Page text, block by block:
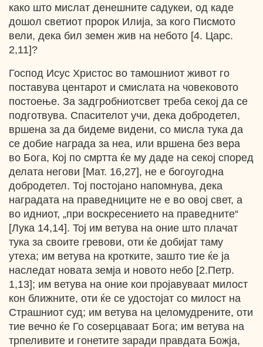
како што мислат денешните садукеи, од каде
дошол светиот пророк Илија, за кого Писмото
вели, дека бил земен жив на небото [4. Царс.
2,11]?
Господ Исус Христос во тамошниот живот го
поставува центарот и смислата на човековото
постоење. За задгробниотсвет треба секој да се
подготвува. Спасителот учи, дека добродетел,
вршена за да бидеме видени, со мисла тука да
се добие награда за неа, или вршена без вера
во Бога, Кој по смртта ќе му даде на секој според
делата негови [Мат. 16,27], не е богоугодна
добродетел. Тој постојано напомнува, дека
наградата на праведниците не е во овој свет, а
во идниот, „при воскресението на праведните“
[Лука 14,14]. Toj им ветува на оние што плачат
тука за своите гревови, оти ќе добијат таму
утеха; им ветува на кротките, зашто тие ќе ја
наследат новата земја и новото небо [2.Петр.
1,13]; им ветува на оние кои пројавуваат милост
кон ближните, оти ќе се удостојат со милост на
Страшниот суд; им ветува на целомудрените, оти
тие вечно ќе Го соѕерцаваат Бога; им ветува на
трпеливите и гонетите заради правдата Божја,